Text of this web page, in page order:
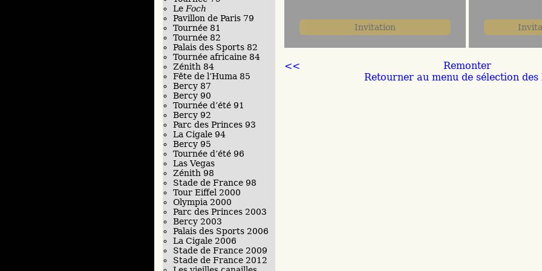
Invitation
<<
Remonter
Retourner au menu de sélection des
Le Foch
Pavillon de Paris 79
Tournée 81
Tournée 82
Palais des Sports 82
Tournée africaine 84
Zénith 84
Fête de l’Huma 85
Bercy 87
Bercy 90
Tournée d’été 91
Bercy 92
Parc des Princes 93
La Cigale 94
Bercy 95
Tournée d’été 96
Las Vegas
Zénith 98
Stade de France 98
Tour Eiffel 2000
Olympia 2000
Parc des Princes 2003
Bercy 2003
Palais des Sports 2006
La Cigale 2006
Stade de France 2009
Stade de France 2012